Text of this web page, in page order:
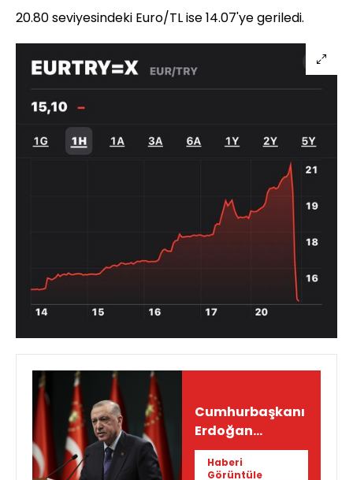
20.80 seviyesindeki Euro/TL ise 14.07'ye geriledi.
Cumhurbaşkanı
Erdoğan
açıkladı! TL
mevduata kur
Haberi
Görüntüle